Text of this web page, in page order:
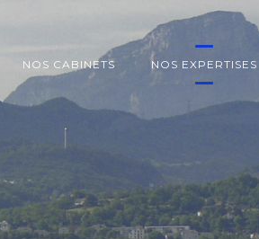
NOS CABINETS NOS EXPERTISES